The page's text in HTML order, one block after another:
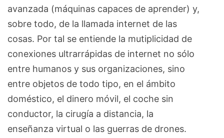
avanzada (máquinas capaces de aprender) y,
sobre todo, de la llamada internet de las
cosas. Por tal se entiende la mutiplicidad de
conexiones ultrarrápidas de internet no sólo
entre humanos y sus organizaciones, sino
entre objetos de todo tipo, en el ámbito
doméstico, el dinero móvil, el coche sin
conductor, la cirugía a ­distancia, la
enseñanza virtual o las guerras de drones.